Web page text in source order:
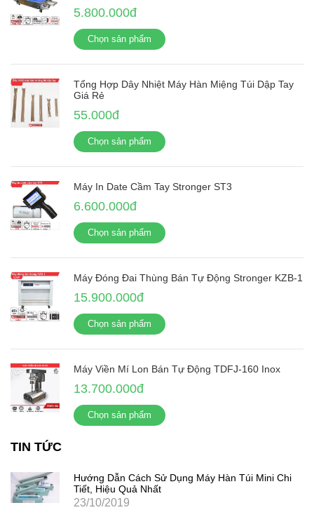
5.800.000đ
Chọn sản phẩm
Tổng Hợp Dây Nhiệt Máy Hàn Miệng Túi Dập Tay
Giá Rẻ
55.000đ
Chọn sản phẩm
Máy In Date Cầm Tay Stronger ST3
6.600.000đ
Chọn sản phẩm
Máy Đóng Đai Thùng Bán Tự Động Stronger KZB-1
15.900.000đ
Chọn sản phẩm
Máy Viền Mí Lon Bán Tự Động TDFJ-160 Inox
13.700.000đ
Chọn sản phẩm
TIN TỨC
Hướng Dẫn Cách Sử Dụng Máy Hàn Túi Mini Chi
Tiết, Hiệu Quả Nhất
23/10/2019